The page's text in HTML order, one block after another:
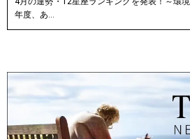
年度、あ…